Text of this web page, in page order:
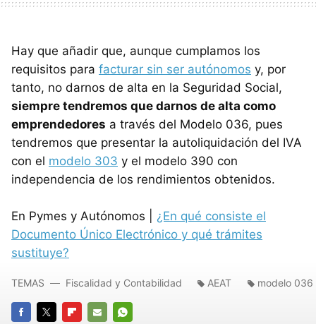
Hay que añadir que, aunque cumplamos los
requisitos para facturar sin ser autónomos y, por
tanto, no darnos de alta en la Seguridad Social,
siempre tendremos que darnos de alta como
emprendedores a través del Modelo 036, pues
tendremos que presentar la autoliquidación del IVA
con el modelo 303 y el modelo 390 con
independencia de los rendimientos obtenidos.
En Pymes y Autónomos | ¿En qué consiste el
Documento Único Electrónico y qué trámites
sustituye?
TEMAS Fiscalidad y Contabilidad AEAT modelo 036